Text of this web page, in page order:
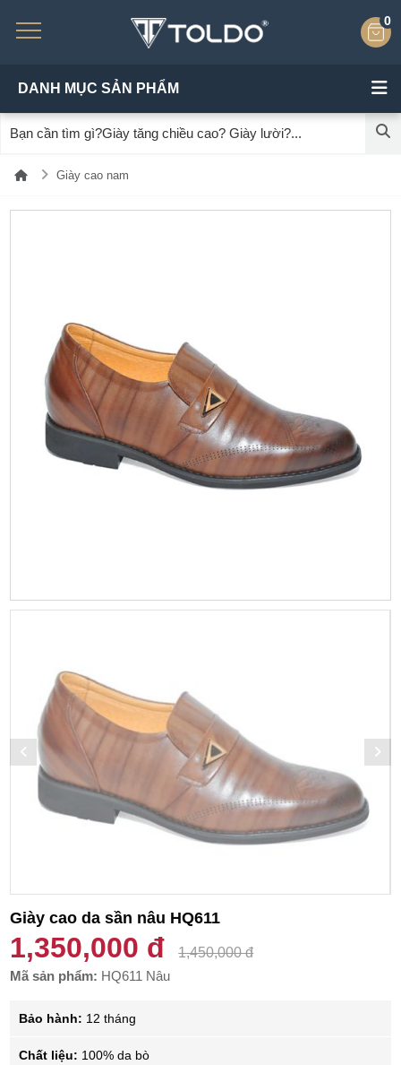
0
DANH MỤC SẢN PHẨM
Giày cao nam
Giày cao da sần nâu HQ611
1,350,000 đ
1,450,000 đ
Mã sản phẩm: HQ611 Nâu
Bảo hành: 12 tháng
Chất liệu: 100% da bò